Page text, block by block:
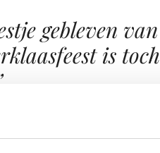
gebleven van
is toch
jaar geleden? Het